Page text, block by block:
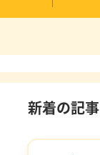
新着の記事